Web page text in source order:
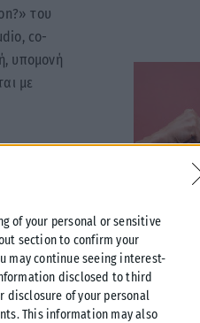
of your personal or sensitive
section to confirm your
may continue seeing interest-
disclosed to third
disclosure of your personal
This information may also
του
co-
υπομονή
με
να
Στο